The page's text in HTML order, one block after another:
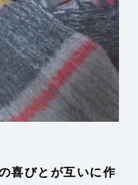
喜びとが互いに作